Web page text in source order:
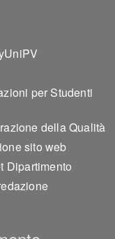
2
per Studenti
della Qualità
sito web
Dipartimento